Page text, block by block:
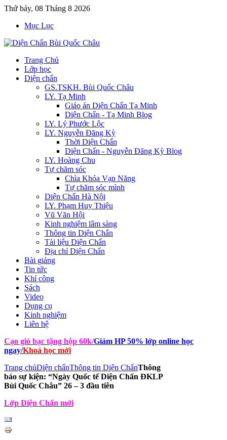
Thứ bảy, 08 Tháng 8 2026
Mục Lục
Trang Chủ
Lớp học
Diện chẩn
GS.TSKH. Bùi Quốc Châu
LY. Tạ Minh
Giáo án Diện Chẩn Tạ Minh
Diện Chẩn - Tạ Minh Blog
LY. Lý Phước Lộc
LY. Nguyễn Đăng Kỳ
Thời Diện Chẩn
Diện Chẩn - Nguyễn Đăng Kỳ Blog
LY. Hoàng Chu
Tự chăm sóc
Chìa Khóa Vạn Năng
Tự chăm sóc mình
Diện Chẩn Hà Nội
LY. Phạm Huy Thiệu
Vũ Văn Hội
Kinh nghiệm lâm sàng
Thông tin Diện Chẩn
Tài liệu Diện Chẩn
Địa chỉ Diện Chẩn
Bài giảng
Tin tức
Khí công
Sách
Video
Dụng cụ
Kinh nghiệm
Liên hệ
Cạo gió bạc tặng hộp 60k/Giảm HP 50% lớp online học
ngay/Khoá học mới
Trang chủDiện chẩnThông tin Diện ChẩnThông
báo sự kiện: “Ngày Quốc tế Diện Chẩn ĐKLP
Bùi Quốc Châu” 26 – 3 đầu tiên
Lớp Diện Chẩn mới